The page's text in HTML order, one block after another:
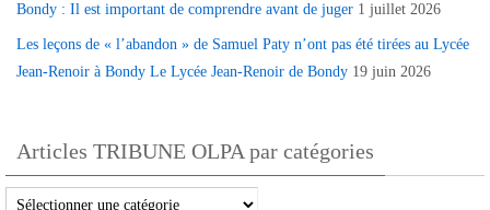
Bondy : Il est important de comprendre avant de juger 1 juillet 2026
Les leçons de « l’abandon » de Samuel Paty n’ont pas été tirées au Lycée
Jean-Renoir à Bondy Le Lycée Jean-Renoir de Bondy 19 juin 2026
Articles TRIBUNE OLPA par catégories
Articles